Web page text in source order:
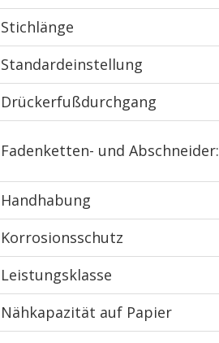
Stichlänge
Standardeinstellung
Drückerfußdurchgang
Fadenketten- und Abschneider:
Handhabung
Korrosionsschutz
Leistungsklasse
Nähkapazität auf Papier